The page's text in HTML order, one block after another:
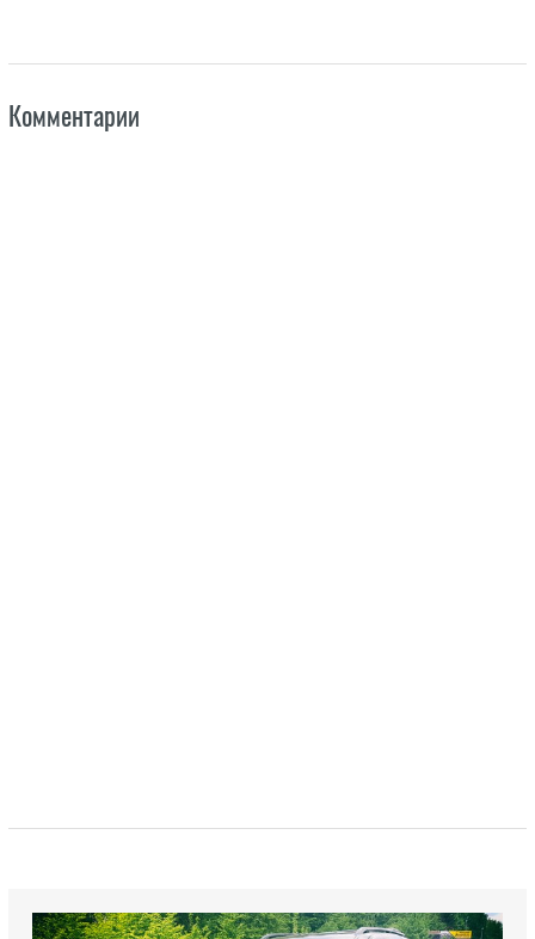
Комментарии